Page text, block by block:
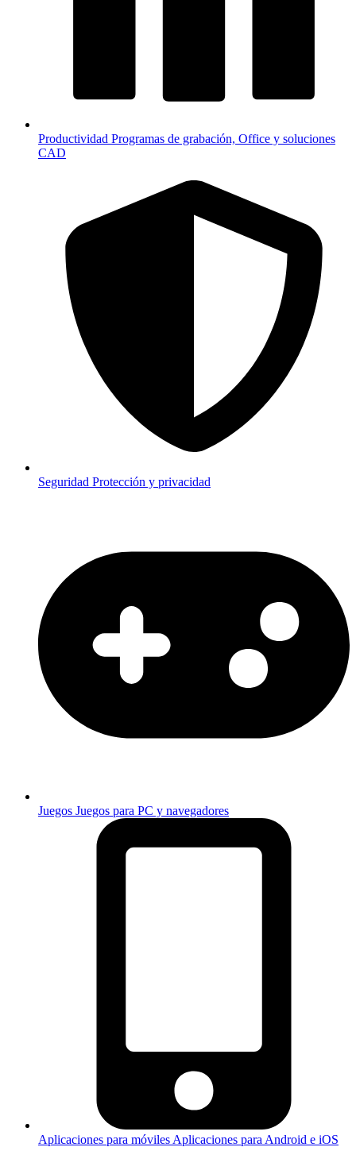
Productividad Programas de grabación, Office y soluciones
CAD
Seguridad Protección y privacidad
Juegos Juegos para PC y navegadores
Aplicaciones para móviles Aplicaciones para Android e iOS